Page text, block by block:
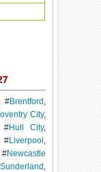
, #Brentford ,
City,
#Hull City,
Liverpool ,
#Newcastle
Sunderland ,